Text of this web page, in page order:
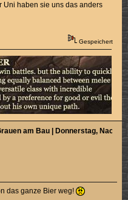
Uni haben sie uns das anders
Gespeichert
am Bau | Donnerstag,
das ganze Bier weg!